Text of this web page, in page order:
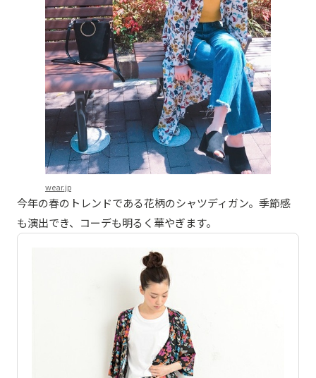
wear.jp
今年の春のトレンドである花柄のシャツディガン。季節感
も演出でき、コーデも明るく華やぎます。